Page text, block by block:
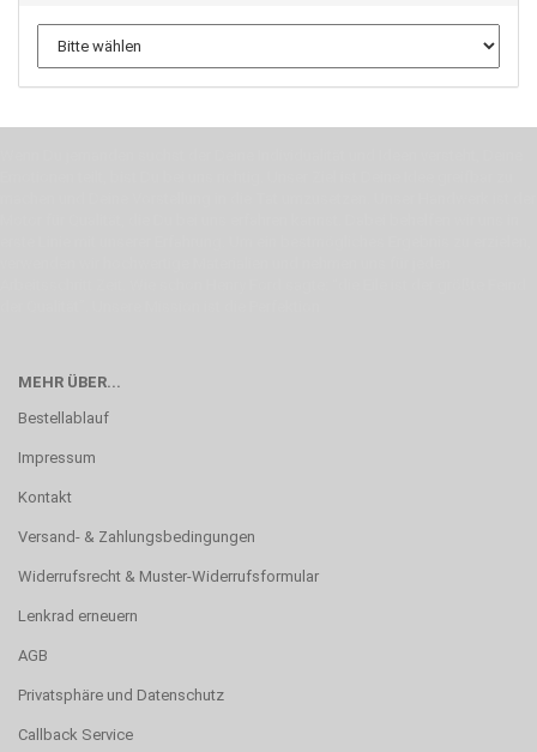
MEHR ÜBER...
Bestellablauf
Impressum
Kontakt
Versand- & Zahlungsbedingungen
Widerrufsrecht & Muster-Widerrufsformular
Lenkrad erneuern
AGB
Privatsphäre und Datenschutz
Callback Service